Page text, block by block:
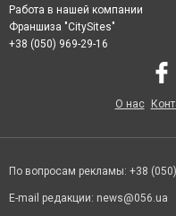
Работа в нашей компании
Франшиза "CitySites"
+38 (050) 969-29-16
О нас
По вопросам рекламы: +38
E-mail редакции: news@056.ua